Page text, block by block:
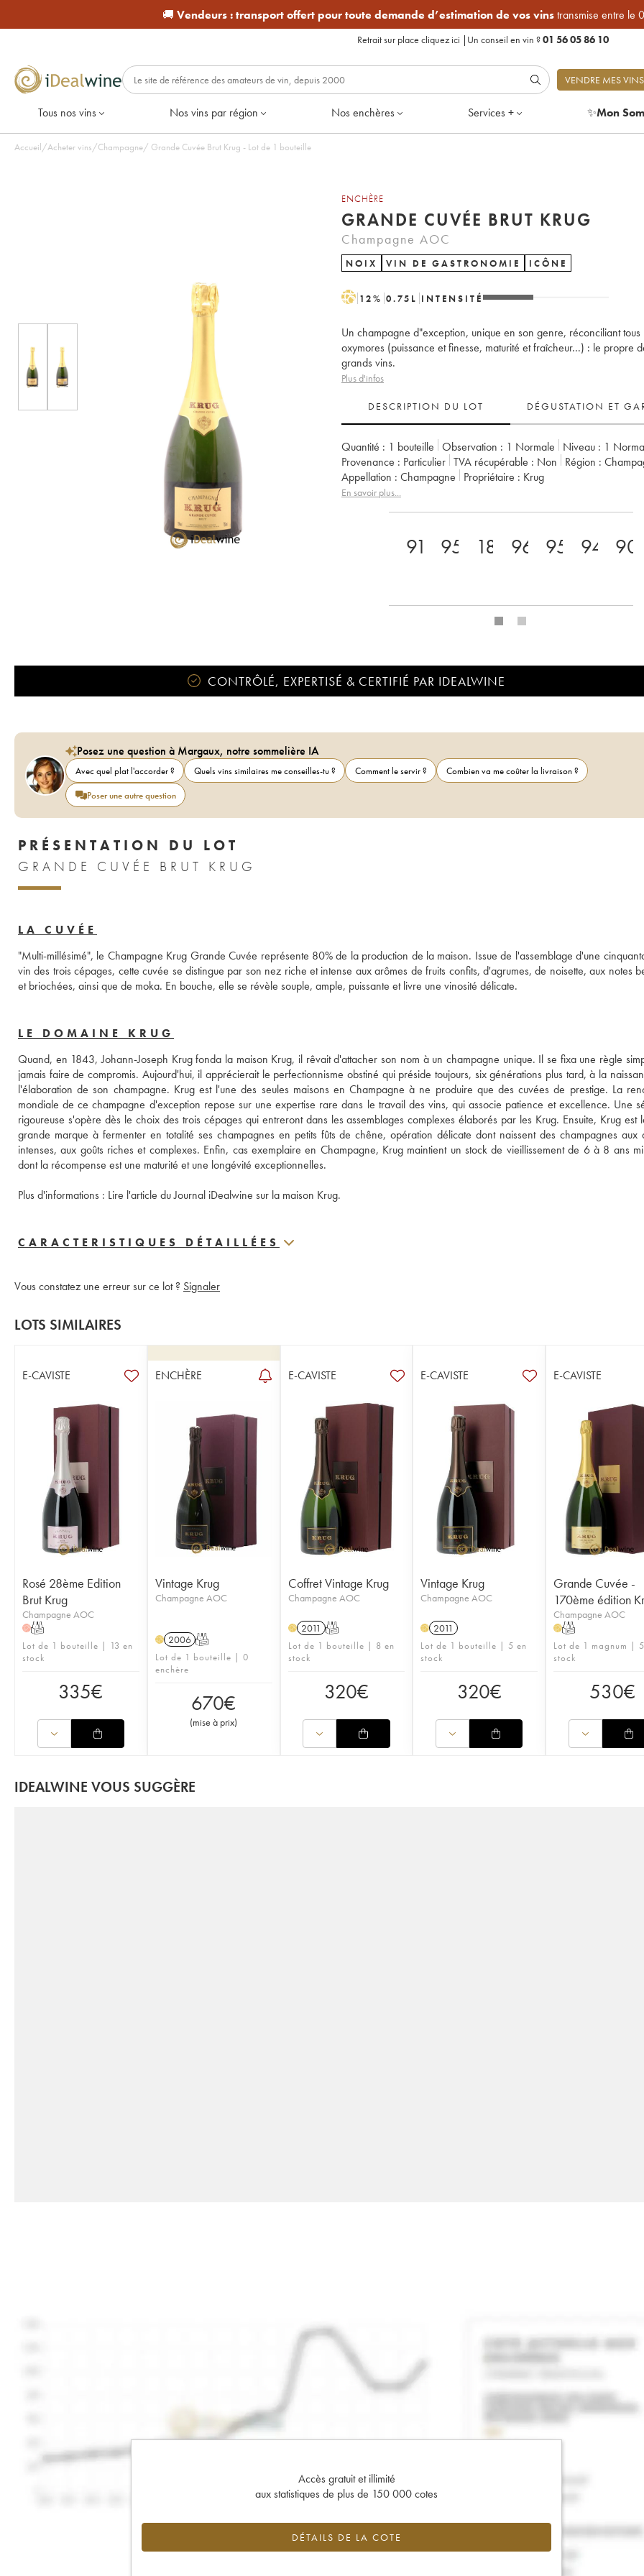
🚚 Vendeurs :transport offert pour toute demande d’estimation de vos vinstransmise entre le
Retrait sur place cliquez ici | Un conseil en vin ?01 56 05 86 10
VENDRE MES VINS
Tous nos vins Nos vins par région Nos enchères Services + ✨Mon
Accueil/Acheter vins/Champagne/ Grande Cuvée Brut Krug - Lot de 1 bouteille
ENCHÈRE
GRANDE CUVÉE BRUT KRUG
Champagne AOC
NOIX VIN DE GASTRONOMIE ICÔNE
H 12% 0.75 L INTENSITÉ
Un champagne d"exception, unique en son genre, réconciliant tous
oxymores (puissance et finesse, maturité et fraîcheur...) : le propre
grands vins.
Plus d'infos
DESCRIPTION DU LOT DÉGUSTATION ET
Quantité : 1 bouteille Observation : 1 Normale Niveau : 1
Provenance : particulier TVA récupérable : non Région :
Appellation :
Champagne Propriétaire : Krug
En savoir plus...
91 95 18 96 95 94 90
CONTRÔLÉ, EXPERTISÉ & CERTIFIÉ PAR IDEALWINE
Posez une question à Margaux, notre sommelière IA
Avec quel plat l'accorder ? Quels vins similaires me conseilles-tu ? Comment le servir ?
Combien va me coûter la livraison ?
Poser une autre question
PRÉSENTATION DU LOT
GRANDE CUVÉE BRUT KRUG
LA CUVÉE
"Multi-millésimé", le Champagne Krug Grande Cuvée représente 80% de la production de la maison. Issue de l'assemblage d'une
vin des trois cépages, cette cuvée se distingue par son nez riche et intense aux arômes de fruits confits, d'agrumes, de noisette, aux notes
LE DOMAINE KRUG
Quand, en 1843, Johann-Joseph Krug fonda la maison Krug, il rêvait d'attacher son nom à un champagne unique. Il se fixa une règle
jamais faire de compromis. Aujourd'hui, il apprécierait le perfectionnisme obstiné qui préside toujours, six générations plus tard, à la
l'élaboration de son champagne. Krug est l'une des seules maisons en Champagne à ne produire que des cuvées de prestige. La
mondiale de ce champagne d'exception repose sur une expertise rare dans le travail des vins, qui associe patience et excellence. Une
rigoureuse s'opère dès le choix des trois cépages qui entreront dans les assemblages complexes élaborés par les Krug. Ensuite, Krug est
grande marque à fermenter en totalité ses champagnes en petits fûts de chêne, opération délicate dont naissent des champagnes aux
intenses, aux goûts riches et complexes. Enfin, cas exemplaire en Champagne, Krug maintient un stock de vieillissement de 6 à 8 ans
dont la récompense est une maturité et une longévité exceptionnelles.
Plus d'informations : Lire l'article du Journal iDealwine sur la maison Krug.
CARACTERISTIQUES DÉTAILLÉES
Vous constatez une erreur sur ce lot ? Signaler
LOTS SIMILAIRES
E-CAVISTE
Rosé 28ème Edition
Brut Krug
Champagne AOC
HT
Lot de 1 bouteille | 13 en
stock
335€
ENCHÈRE
Vintage Krug
Champagne AOC
H 2006 T
Lot de 1 bouteille | 0
enchère
670€
(mise à prix)
E-CAVISTE
Coffret Vintage Krug
Champagne AOC
H 2011 T
Lot de 1 bouteille | 8 en
stock
320€
E-CAVISTE
Vintage Krug
Champagne AOC
H 2011
Lot de 1 bouteille | 5 en
stock
320€
E-CAVISTE
Grande Cuvée -
170ème édition
Champagne AOC
HT
Lot de 1 magnum |
stock
530€
IDEALWINE VOUS SUGGÈRE
Accès gratuit et illimité
aux statistiques de plus de 150 000 cotes
DÉTAILS DE LA COTE